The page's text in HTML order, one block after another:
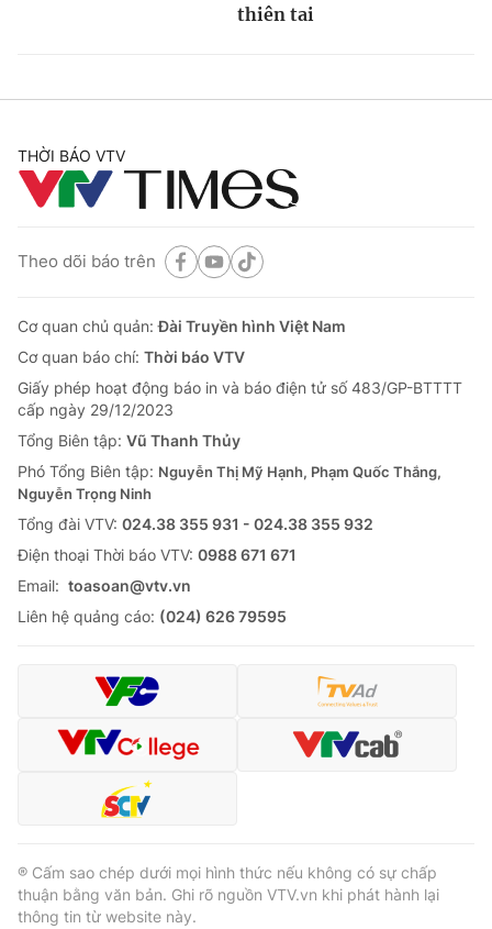
thiên tai
THỜI BÁO VTV
Theo dõi báo trên
Cơ quan chủ quản:Đài Truyền hình Việt Nam
Cơ quan báo chí: Thời báo VTV
Giấy phép hoạt động báo in và báo điện tử số 483/GP-BTTTT
cấp ngày 29/12/2023
Tổng Biên tập: Vũ Thanh Thủy
Phó Tổng Biên tập: Nguyễn Thị Mỹ Hạnh, Phạm Quốc Thắng,
Nguyễn Trọng Ninh
Tổng đài VTV: 024.38 355 931 - 024.38 355 932
Ðiện thoại Thời báo VTV: 0988 671 671
Email: toasoan@vtv.vn
Liên hệ quảng cáo: (024) 626 79595
® Cấm sao chép dưới mọi hình thức nếu không có sự chấp
thuận bằng văn bản. Ghi rõ nguồn VTV.vn khi phát hành lại
thông tin từ website này.